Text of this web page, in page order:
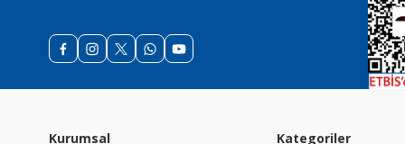
Kurumsal Kategoriler